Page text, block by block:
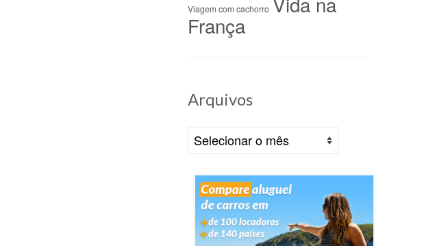
Viagem com cachorro
França
Arquivos
Arquivos